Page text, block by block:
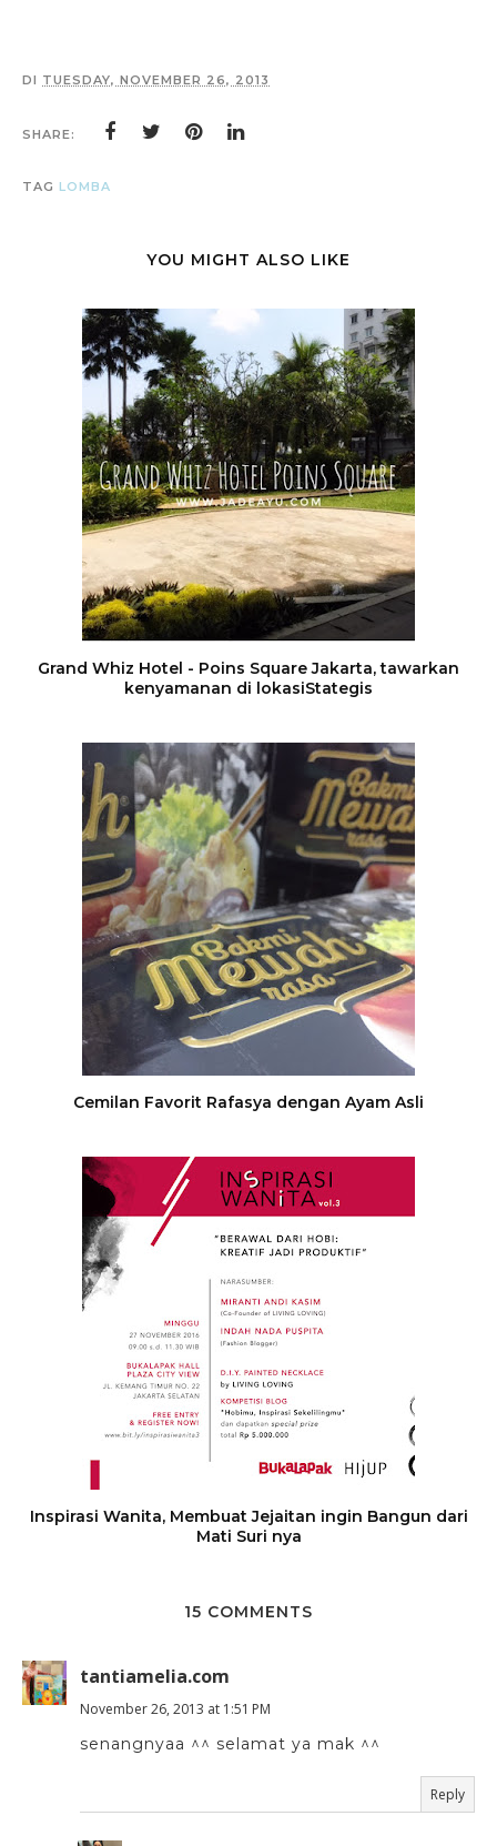
DI TUESDAY, NOVEMBER 26, 2013
SHARE:
TAG LOMBA
YOU MIGHT ALSO LIKE
Grand Whiz Hotel - Poins Square Jakarta, tawarkan
kenyamanan di lokasiStategis
Cemilan Favorit Rafasya dengan Ayam Asli
Inspirasi Wanita, Membuat Jejaitan ingin Bangun dari
Mati Suri nya
15 COMMENTS
tantiamelia.com
November 26, 2013 at 1:51 PM
senangnyaa ^^ selamat ya mak ^^
Reply